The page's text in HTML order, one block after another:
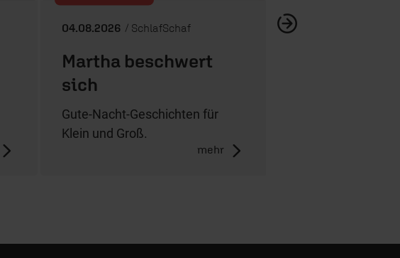
04.08.2026 / SchlafSchaf
Martha beschwert
sich
Gute-Nacht-Geschichten für
Klein und Groß.
mehr